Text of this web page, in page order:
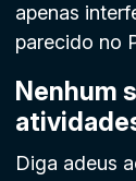
apenas
parecido no
Nenhum
Diga adeus